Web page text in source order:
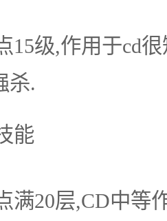
级,作用于cd很
杀.
能
20层,CD中等